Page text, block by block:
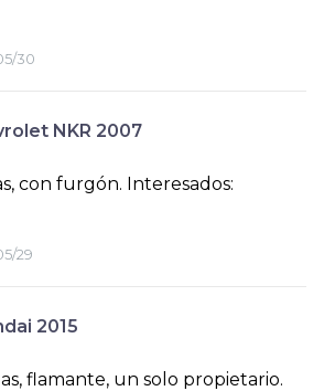
30
NKR 2007
con furgón. Interesados:
29
2015
flamante, un solo propietario.